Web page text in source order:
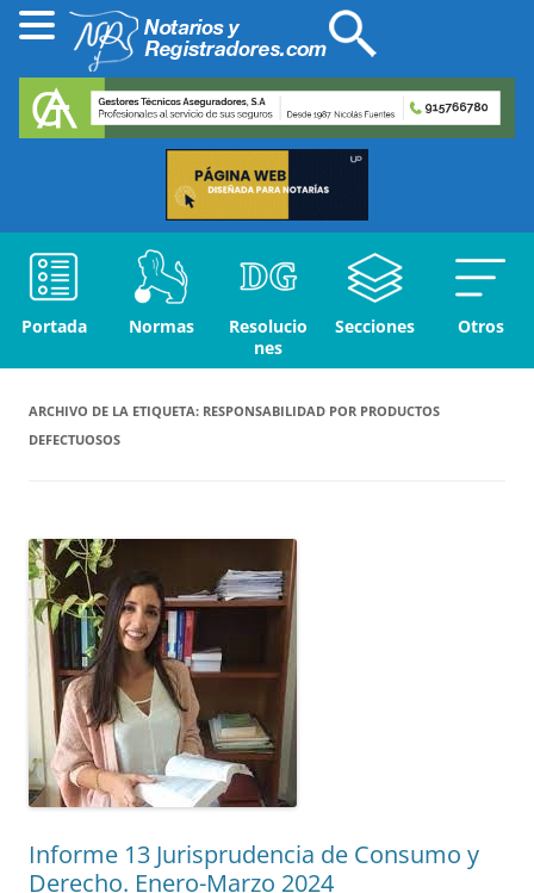
Portada Normas
Resolucio
nes
Secciones Otros
ARCHIVO DE LA ETIQUETA: RESPONSABILIDAD POR PRODUCTOS
DEFECTUOSOS
Informe 13 Jurisprudencia de Consumo y
Derecho. Enero-Marzo 2024